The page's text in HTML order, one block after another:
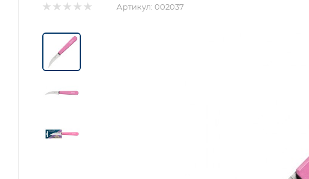
Артикул: 002037